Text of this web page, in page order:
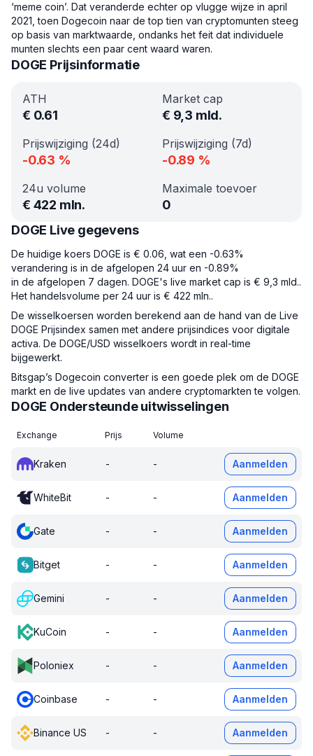
‘meme coin’. Dat veranderde echter op vlugge wijze in april
2021, toen Dogecoin naar de top tien van cryptomunten steeg
op basis van marktwaarde, ondanks het feit dat individuele
munten slechts een paar cent waard waren.
DOGE Prijsinformatie
ATH
€ 0.61
Market cap
€ 9,3 mld.
Prijswijziging (24d)
-0.63 %
Prijswijziging (7d)
-0.89 %
24u volume
€ 422 mln.
Maximale toevoer
0
DOGE Live gegevens
De huidige koers DOGE is € 0.06, wat een -0.63%
verandering is in de afgelopen 24 uur en -0.89%
in de afgelopen 7 dagen. DOGE's live market cap is € 9,3 mld..
Het handelsvolume per 24 uur is € 422 mln..
De wisselkoersen worden berekend aan de hand van de Live
DOGE Prijsindex samen met andere prijsindices voor digitale
activa. De DOGE/USD wisselkoers wordt in real-time
bijgewerkt.
Bitsgap’s Dogecoin converter is een goede plek om de DOGE
markt en de live updates van andere cryptomarkten te volgen.
DOGE Ondersteunde uitwisselingen
Exchange Prijs Volume
Kraken - - Aanmelden
WhiteBit - - Aanmelden
Gate - - Aanmelden
Bitget - - Aanmelden
Gemini - - Aanmelden
KuCoin - - Aanmelden
Poloniex - - Aanmelden
Coinbase - - Aanmelden
Binance US - - Aanmelden